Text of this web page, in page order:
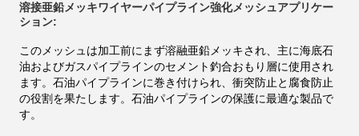
溶接亜鉛メッキワイヤーパイプライン強化メッシュアプ​​リケー
ション:
このメッシュは加工前にまず溶融亜鉛メッキされ、主に海底石
油およびガスパイプラインのセメント釣合おもり層に使用され
ます。石油パイプラインに巻き付けられ、衝突防止と腐食防止
の役割を果たします。石油パイプラインの保護に最適な製品で
す。